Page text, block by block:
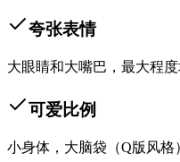
夸张表情
大眼睛和大嘴巴，最大程度
可爱比例
小身体，大脑袋（Q版风格